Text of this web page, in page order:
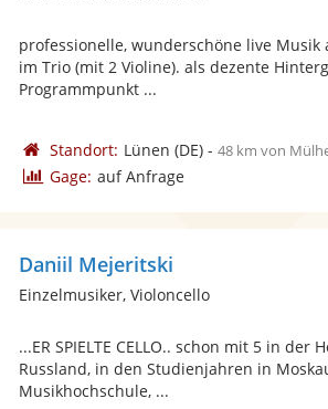
professionelle, wunderschöne live Musik
im Trio (mit 2 Violine). als dezente
Programmpunkt ...
Standort: Lünen (DE)- 48 km von
Gage: auf Anfrage
Daniil Mejeritski
Einzelmusiker, Violoncello
...ER SPIELTE CELLO.. schon mit 5 in der
Russland, in den Studienjahren in
Musikhochschule, ...